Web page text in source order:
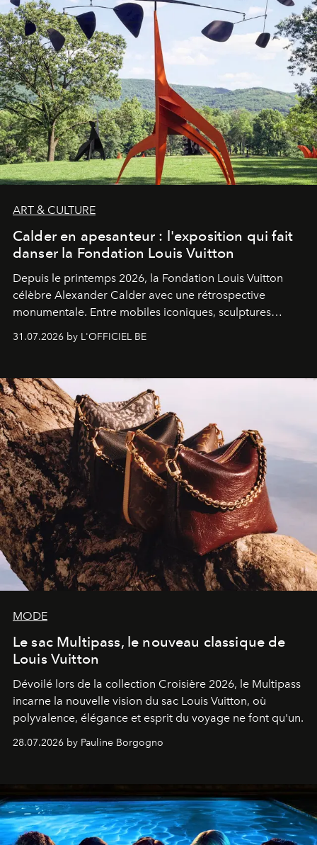
ART & CULTURE
Calder en apesanteur : l'exposition qui fait
danser la Fondation Louis Vuitton
Depuis le printemps 2026, la Fondation Louis Vuitton
célèbre Alexander Calder avec une rétrospective
monumentale. Entre mobiles iconiques, sculptures
monumentales et poésie du mouvement, l'artiste
américain investit les espaces imaginés par Frank Gehry
sculpture.
31.07.2026 by L'OFFICIEL BE
MODE
Le sac Multipass, le nouveau classique de
Louis Vuitton
Dévoilé lors de la collection Croisière 2026, le Multipass
incarne la nouvelle vision du sac Louis Vuitton, où
polyvalence, élégance et esprit du voyage ne font qu'un.
28.07.2026 by Pauline Borgogno